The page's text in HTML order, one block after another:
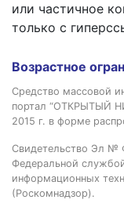
или частичное
только с
Возрастное
Средство массовой
портал “ОТКРЫТЫЙ
2015 г. в форме
Свидетельство Эл №
Федеральной
информационных
(Роскомнадзор).